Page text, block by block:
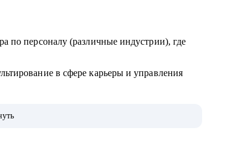
по персоналу (различные индустрии), где
в сфере карьеры и управления